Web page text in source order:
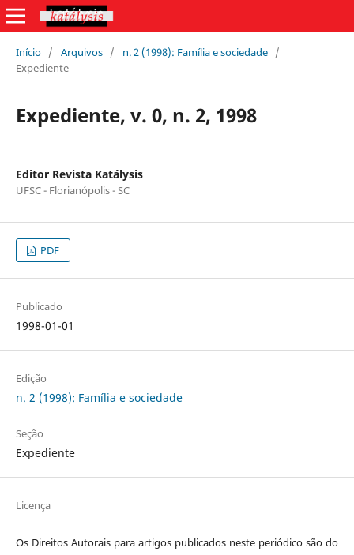
Início / Arquivos / n. 2 (1998): Família e sociedade /
Expediente
Expediente, v. 0, n. 2, 1998
Editor Revista Katálysis
UFSC - Florianópolis - SC
PDF
Publicado
1998-01-01
Edição
n. 2 (1998): Família e sociedade
Seção
Expediente
Licença
Os Direitos Autorais para artigos publicados neste periódico são do